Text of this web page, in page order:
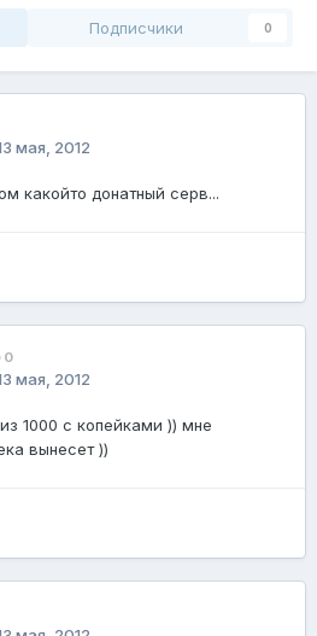
Подписчики 0
мая, 2012
какойто донатный серв...
0
мая, 2012
1000 с копейками )) мне
вынесет ))